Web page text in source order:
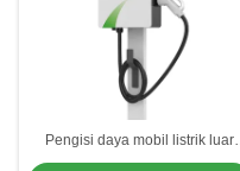
Pengisi daya mobil listrik luar
ruangan yang efisien Stasiun